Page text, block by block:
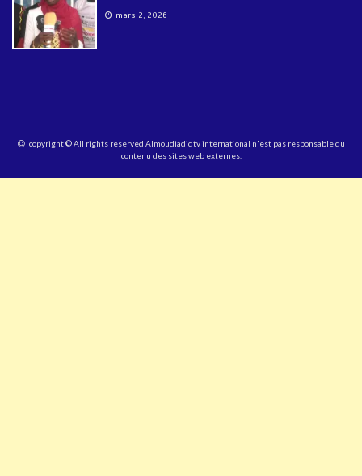
mars 2, 2026
copyright © All rights reserved Almoudiadidtv international n'est pas responsable du
contenu des sites web externes.